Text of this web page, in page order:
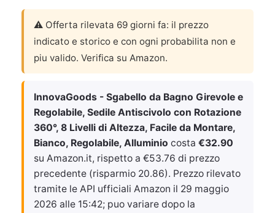
⚠️ Offerta rilevata 69 giorni fa: il prezzo
indicato e storico e con ogni probabilita non e
piu valido. Verifica su Amazon.
InnovaGoods - Sgabello da Bagno Girevole e
Regolabile, Sedile Antiscivolo con Rotazione
360°, 8 Livelli di Altezza, Facile da Montare,
Bianco, Regolabile, Alluminio costa €32.90
su Amazon.it, rispetto a €53.76 di prezzo
precedente (risparmio 20.86). Prezzo rilevato
tramite le API ufficiali Amazon il 29 maggio
2026 alle 15:42; puo variare dopo la